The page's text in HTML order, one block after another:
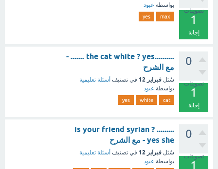
تصويتات
1
إجابة
بواسطة عبود
max
yes
0
تصويتات
1
إجابة
..........the cat white ? yes ....... -
مع الشرح
سُئل فبراير 12 في تصنيف أسئلة تعليمية
بواسطة عبود
cat
white
yes
0
تصويتات
1
......... is your friend syrian ?
yes she - مع الشرح
سُئل فبراير 12 في تصنيف أسئلة تعليمية
بواسطة عبود